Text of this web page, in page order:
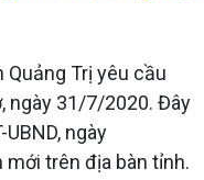
Trị yêu cầu
ngày 31/7/2020. Đây
ngày
trên địa bàn tỉnh.